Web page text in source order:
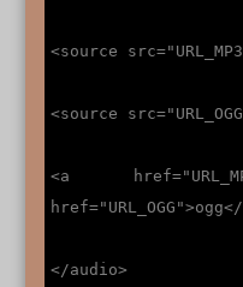
<source
<source
<a
</audio>